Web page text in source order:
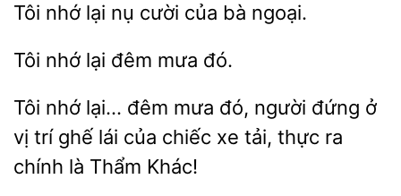
Tôi nhớ lại bà ngoại.
Tôi đêm đó.
nhớ lại… đêm mưa đó, người đứng ở
vị trí
lái của chiếc xe tải,
ra
chính là Thẩm Khác!